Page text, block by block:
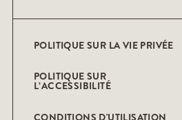
POLITIQUE SUR LA VIE PRIVÉE
POLITIQUE SUR
L’ACCESSIBILITÉ
CONDITIONS D'UTILISATION